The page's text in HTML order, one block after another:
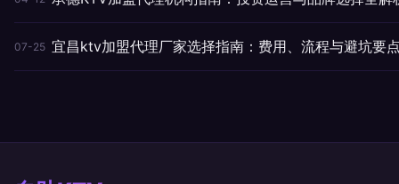
07-25 宜昌ktv加盟代理厂家选择指南：费用、流程与避坑要